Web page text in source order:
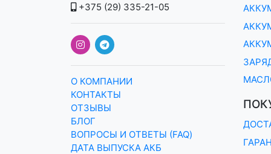
+375 (29) 335-21-05
О КОМПАНИИ
КОНТАКТЫ
ОТЗЫВЫ
БЛОГ
ВОПРОСЫ И ОТВЕТЫ (FAQ)
ДАТА ВЫПУСКА АКБ